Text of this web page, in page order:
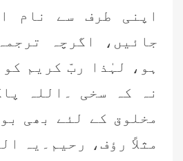
اپنی طرف سے نام
جائیں، اگرچہ
ہو، لہٰذا ربّ کریم
نہ کہ سخی ۔اللہ
مخلوق کے لئے بھی
مثلاً رؤف، رحیم۔یہ